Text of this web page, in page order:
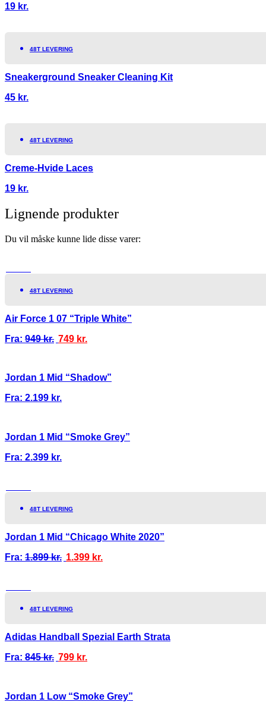
19 kr.
48T LEVERING
Sneakerground Sneaker Cleaning Kit
45 kr.
48T LEVERING
Creme-Hvide Laces
19 kr.
Lignende produkter
Du vil måske kunne lide disse varer:
48T LEVERING
Air Force 1 07 “Triple White”
Fra: 949kr. 749 kr.
Jordan 1 Mid “Shadow”
Fra: 2.199 kr.
Jordan 1 Mid “Smoke Grey”
Fra: 2.399 kr.
48T LEVERING
Jordan 1 Mid “Chicago White 2020”
Fra: 1.899kr. 1.399 kr.
48T LEVERING
Adidas Handball Spezial Earth Strata
Fra: 845kr. 799 kr.
Jordan 1 Low “Smoke Grey”